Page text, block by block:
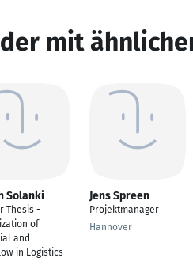
mit
Solanki
Thesis -
of
and
in Logistics
Jens Spreen
Projektmanager
Hannover